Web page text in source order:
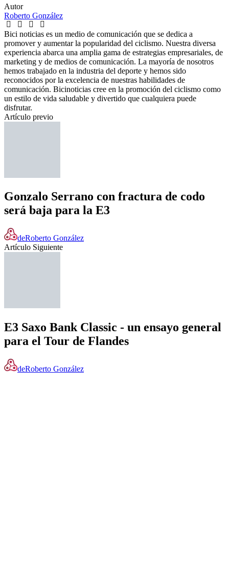
Autor
Roberto González
Bici noticias es un medio de comunicación que se dedica a
promover y aumentar la popularidad del ciclismo. Nuestra diversa
experiencia abarca una amplia gama de estrategias empresariales, de
marketing y de medios de comunicación. La mayoría de nosotros
hemos trabajado en la industria del deporte y hemos sido
reconocidos por la excelencia de nuestras habilidades de
comunicación. Bicinoticias cree en la promoción del ciclismo como
un estilo de vida saludable y divertido que cualquiera puede
disfrutar.
Artículo previo
Gonzalo Serrano con fractura de codo
será baja para la E3
deRoberto González
Artículo Siguiente
E3 Saxo Bank Classic - un ensayo general
para el Tour de Flandes
deRoberto González